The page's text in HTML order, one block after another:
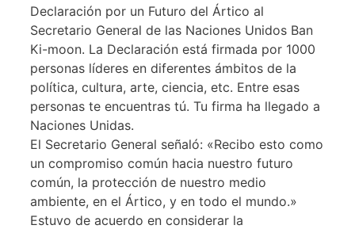
Declaración por un Futuro del Ártico al
Secretario General de las Naciones Unidos Ban
Ki-moon. La Declaración está firmada por 1000
personas líderes en diferentes ámbitos de la
política, cultura, arte, ciencia, etc. Entre esas
personas te encuentras tú. Tu firma ha llegado a
Naciones Unidas.
El Secretario General señaló: «Recibo esto como
un compromiso común hacia nuestro futuro
común, la protección de nuestro medio
ambiente, en el Ártico, y en todo el mundo.»
Estuvo de acuerdo en considerar la